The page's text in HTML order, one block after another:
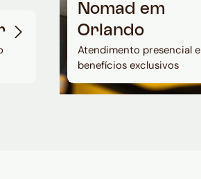
Nomad em
Orlando
Atendimento presencial e
benefícios exclusivos